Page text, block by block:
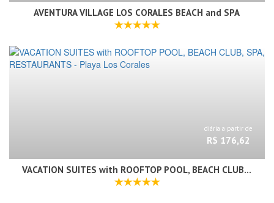
AVENTURA VILLAGE LOS CORALES BEACH and SPA
diária a partir de
R$ 176,62
VACATION SUITES with ROOFTOP POOL, BEACH CLUB, SPA, RESTAURANTS - Playa Los Corales